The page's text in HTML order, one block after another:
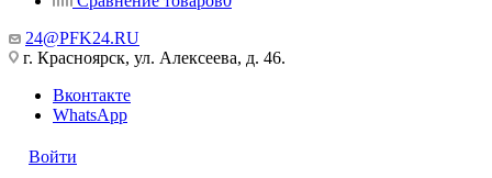
24@PFK24.RU
г. Красноярск, ул. Алексеева, д. 46.
Вконтакте
WhatsApp
Войти